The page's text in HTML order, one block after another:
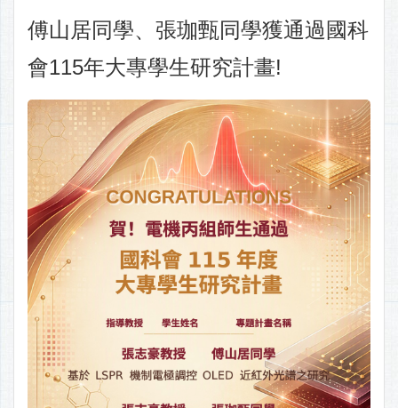
傅山居同學、張珈甄同學獲通過國科
會115年大專學生研究計畫!